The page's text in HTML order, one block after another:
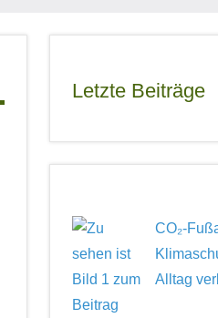
Letzte Beiträge
CO₂-
Alltag